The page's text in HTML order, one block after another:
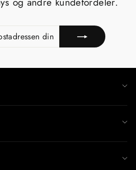
INN
E-
DIN
PÅ